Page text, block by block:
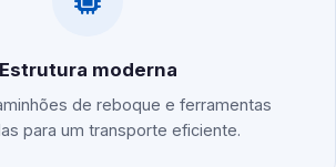
Estrutura moderna
de reboque e ferramentas
para um transporte eficiente.